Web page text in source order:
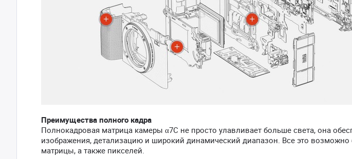
Преимущества полного кадра
Полнокадровая матрица камеры α7C не просто улавливает больше света, она
изображения, детализацию и широкий динамический диапазон. Все это
матрицы, а также пикселей.